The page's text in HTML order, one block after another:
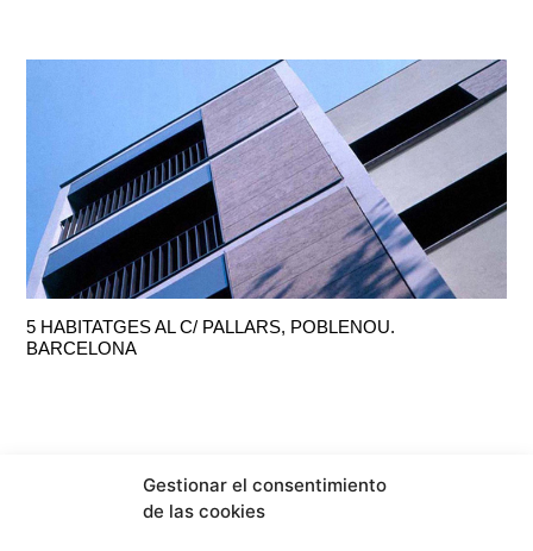
Gestionar el consentimiento
de las cookies
5 HABITATGES AL C/ PALLARS, POBLENOU.
BARCELONA